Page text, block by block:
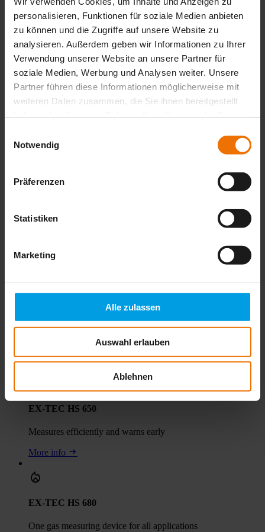
personalisieren, Funktionen für soziale Medien anbieten
zu können und die Zugriffe auf unsere Website zu
analysieren. Außerdem geben wir Informationen zu Ihrer
Verwendung unserer Website an unsere Partner für
soziale Medien, Werbung und Analysen weiter. Unsere
Partner führen diese Informationen möglicherweise mit
weiteren Daten zusammen, die Sie ihnen bereitgestellt
Notwendig
Präferenzen
Statistiken
Marketing
Alle zulassen
Auswahl erlauben
Ablehnen
FLIS-EX
Maximum safety when entering shafts
More info
Measure safely, protect reliably
EX-TEC PM 500
More info
Safety and flexibility in gas monitoring
More info
EX-TEC HS 650
Measures efficiently and warns early
More info
EX-TEC HS 680
One gas measuring device for all applications